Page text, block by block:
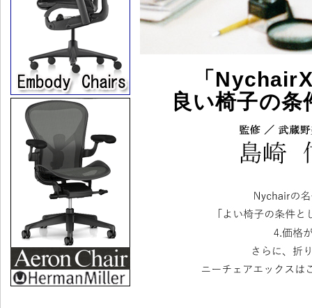
「
良い椅子の